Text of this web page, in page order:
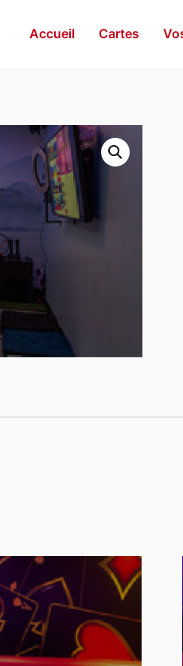
Accueil Cartes